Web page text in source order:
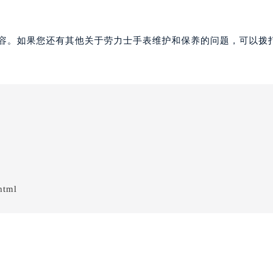
。如果您还有其他关于劳力士手表维护和保养的问题，可以拨